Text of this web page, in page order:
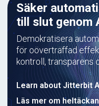
Säker
till slut genom
Demokratisera
för oöverträffad
kontroll, transparens
Learn about Jitterbit
Läs mer om